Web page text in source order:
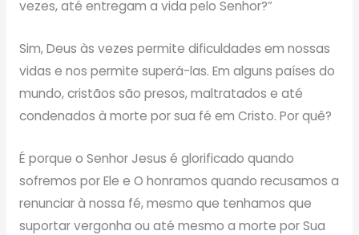
vezes, até entregam a vida pelo Senhor?”
Sim, Deus às vezes permite dificuldades em nossas
vidas e nos permite superá-las. Em alguns países do
mundo, cristãos são presos, maltratados e até
condenados à morte por sua fé em Cristo. Por quê?
É porque o Senhor Jesus é glorificado quando
sofremos por Ele e O honramos quando recusamos a
renunciar à nossa fé, mesmo que tenhamos que
suportar vergonha ou até mesmo a morte por Sua